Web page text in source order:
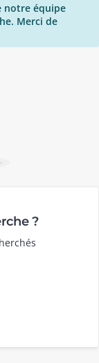
notre équipe
Merci de
?